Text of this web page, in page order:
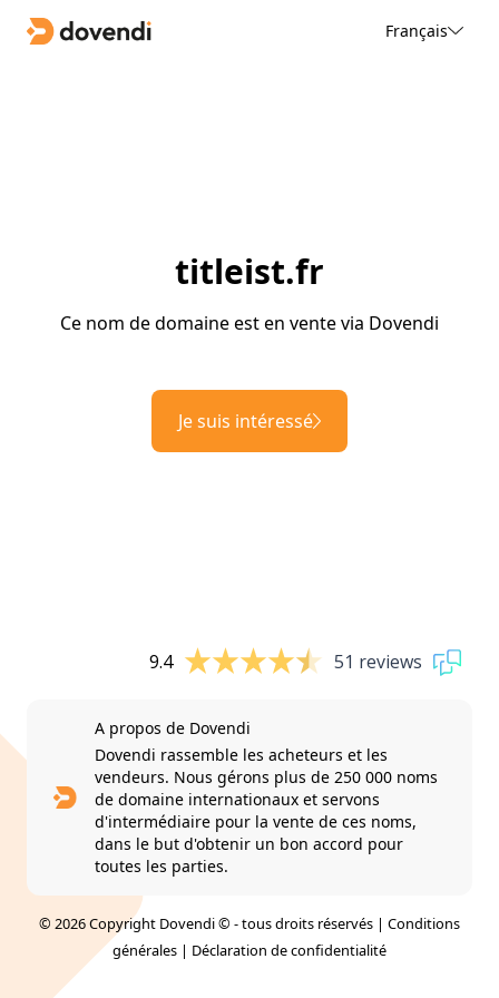
Français
titleist.fr
Ce nom de domaine est en vente via Dovendi
Je suis intéressé
9.4 51 reviews
A propos de Dovendi
Dovendi rassemble les acheteurs et les
vendeurs. Nous gérons plus de 250 000 noms
de domaine internationaux et servons
d'intermédiaire pour la vente de ces noms,
dans le but d'obtenir un bon accord pour
toutes les parties.
© 2026 Copyright Dovendi © - tous droits réservés | Conditions
générales | Déclaration de confidentialité